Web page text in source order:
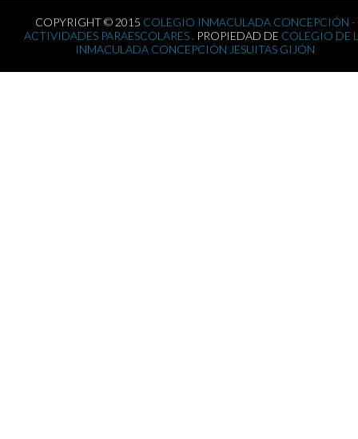
COPYRIGHT © 2015 COLEGIO INMACULADA CONCEPCIÓN -
ACTIVIDADES PARAESCOLARES . PROPIEDAD DE COLEGIO DE
INMACULADA CONCEPCIÓN JESUITAS GIJÓN